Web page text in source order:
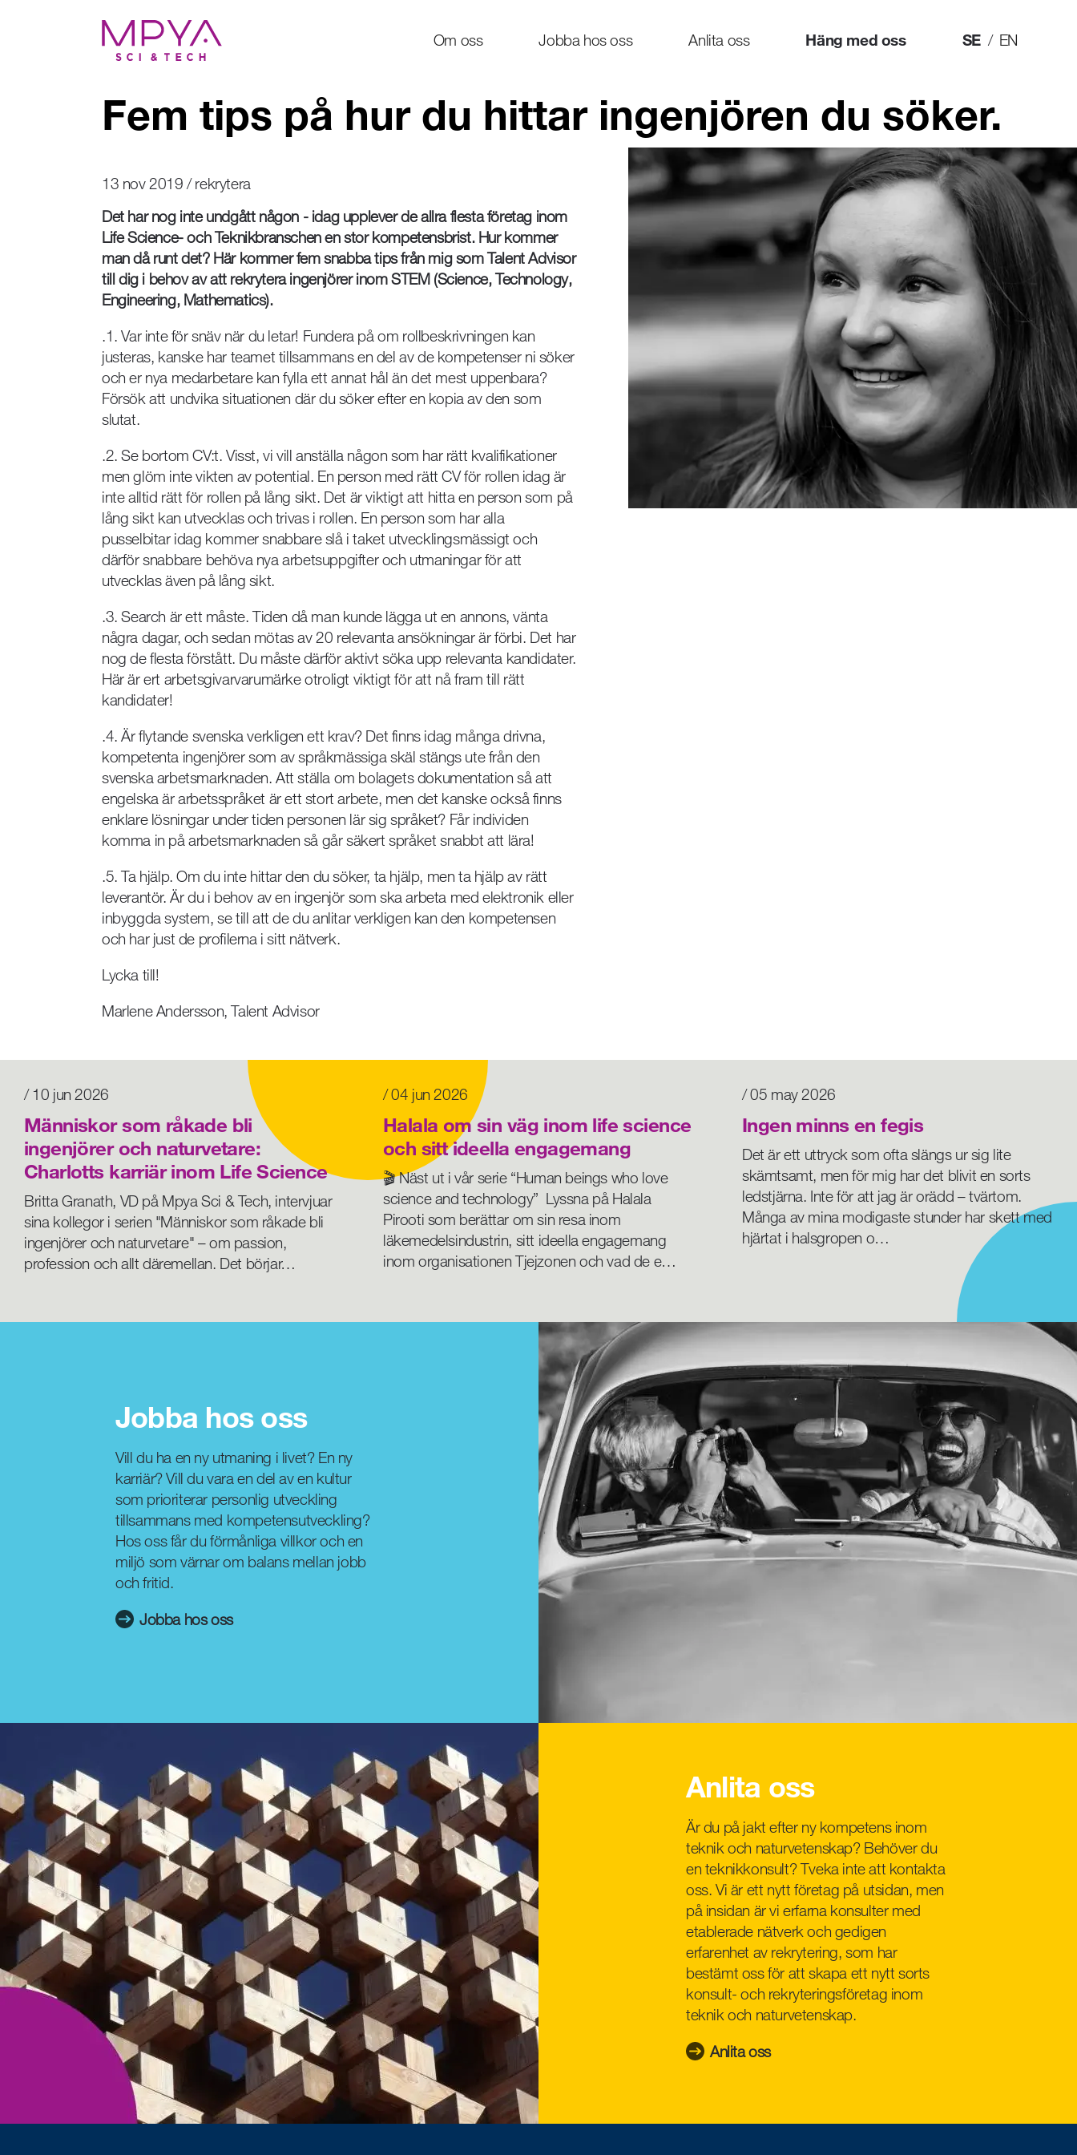
Om oss Jobba hos oss Anlita oss Häng med oss SE / EN
Fem tips på hur du hittar ingenjören du söker.
13 nov 2019 / rekrytera
Det har nog inte undgått någon - idag upplever de allra flesta företag inom
Life Science- och Teknikbranschen en stor kompetensbrist. Hur kommer
man då runt det? Här kommer fem snabba tips från mig som Talent Advisor
till dig i behov av att rekrytera ingenjörer inom STEM (Science, Technology,
Engineering, Mathematics).
.1. Var inte för snäv när du letar! Fundera på om rollbeskrivningen kan
justeras, kanske har teamet tillsammans en del av de kompetenser ni söker
och er nya medarbetare kan fylla ett annat hål än det mest uppenbara?
Försök att undvika situationen där du söker efter en kopia av den som
slutat.
.2. Se bortom CV:t. Visst, vi vill anställa någon som har rätt kvalifikationer
men glöm inte vikten av potential. En person med rätt CV för rollen idag är
inte alltid rätt för rollen på lång sikt. Det är viktigt att hitta en person som på
lång sikt kan utvecklas och trivas i rollen. En person som har alla
pusselbitar idag kommer snabbare slå i taket utvecklingsmässigt och
därför snabbare behöva nya arbetsuppgifter och utmaningar för att
utvecklas även på lång sikt.
.3. Search är ett måste. Tiden då man kunde lägga ut en annons, vänta
några dagar, och sedan mötas av 20 relevanta ansökningar är förbi. Det har
nog de flesta förstått. Du måste därför aktivt söka upp relevanta kandidater.
Här är ert arbetsgivarvarumärke otroligt viktigt för att nå fram till rätt
kandidater!
.4. Är flytande svenska verkligen ett krav? Det finns idag många drivna,
kompetenta ingenjörer som av språkmässiga skäl stängs ute från den
svenska arbetsmarknaden. Att ställa om bolagets dokumentation så att
engelska är arbetsspråket är ett stort arbete, men det kanske också finns
enklare lösningar under tiden personen lär sig språket? Får individen
komma in på arbetsmarknaden så går säkert språket snabbt att lära!
.5. Ta hjälp. Om du inte hittar den du söker, ta hjälp, men ta hjälp av rätt
leverantör. Är du i behov av en ingenjör som ska arbeta med elektronik eller
inbyggda system, se till att de du anlitar verkligen kan den kompetensen
och har just de profilerna i sitt nätverk.
Lycka till!
Marlene Andersson, Talent Advisor
/ 10 jun 2026
Människor som råkade bli
ingenjörer och naturvetare:
Charlotts karriär inom Life Science
Britta Granath, VD på Mpya Sci & Tech, intervjuar
sina kollegor i serien "Människor som råkade bli
ingenjörer och naturvetare" – om passion,
profession och allt däremellan. Det börjar…
/ 04 jun 2026
Halala om sin väg inom life science
och sitt ideella engagemang
🎬 Näst ut i vår serie “Human beings who love
science and technology” Lyssna på Halala
Pirooti som berättar om sin resa inom
läkemedelsindustrin, sitt ideella engagemang
inom organisationen Tjejzonen och vad de e…
/ 05 may 2026
Ingen minns en fegis
Det är ett uttryck som ofta slängs ur sig lite
skämtsamt, men för mig har det blivit en sorts
ledstjärna. Inte för att jag är orädd – tvärtom.
Många av mina modigaste stunder har skett med
hjärtat i halsgropen o…
Jobba hos oss
Vill du ha en ny utmaning i livet? En ny
karriär? Vill du vara en del av en kultur
som prioriterar personlig utveckling
tillsammans med kompetensutveckling?
Hos oss får du förmånliga villkor och en
miljö som värnar om balans mellan jobb
och fritid.
Jobba hos oss
Anlita oss
Är du på jakt efter ny kompetens inom
teknik och naturvetenskap? Behöver du
en teknikkonsult? Tveka inte att kontakta
oss. Vi är ett nytt företag på utsidan, men
på insidan är vi erfarna konsulter med
etablerade nätverk och gedigen
erfarenhet av rekrytering, som har
bestämt oss för att skapa ett nytt sorts
konsult- och rekryteringsföretag inom
teknik och naturvetenskap.
Anlita oss